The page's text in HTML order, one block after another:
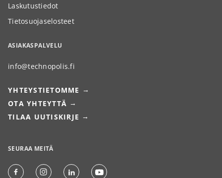
Laskutustiedot
Tietosuojaselosteet
ASIAKASPALVELU
info@technopolis.fi
YHTEYSTIETOMME
OTA YHTEYTTÄ
TILAA UUTISKIRJE
SEURAA MEITÄ